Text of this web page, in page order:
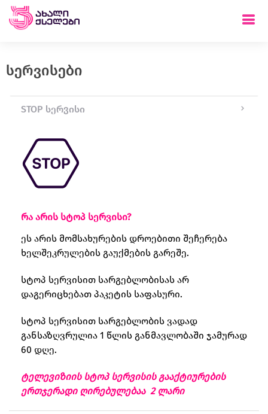
სერვისები
STOP სერვისი
რა არის სტოპ სერვისი?
ეს არის მომსახურების დროებითი შეჩერება
ხელშეკრულების გაუქმების გარეშე.
სტოპ სერვისით სარგებლობისას არ
დაგერიცხებათ პაკეტის საფასური.
სტოპ სერვისით სარგებლობის ვადად
განსაზღვრულია 1 წლის განმავლობაში ჯამურად
60 დღე.
ტელევიზიის სტოპ სერვისის გააქტიურების
ერთჯერადი ღირებულებაა 2 ლარი